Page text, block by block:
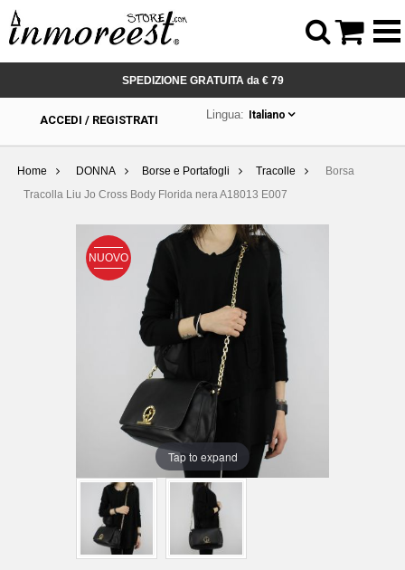
SPEDIZIONE GRATUITA da € 79
ACCEDI / REGISTRATI Lingua: Italiano
Home DONNA Borse e Portafogli Tracolle
Borsa
Tracolla Liu Jo Cross Body Florida nera A18013 E007
NUOVO
Tap to expand
 